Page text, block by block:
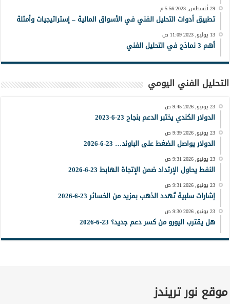
29 أغسطس, 2023 5:56 م
تطبيق أدوات التحليل الفني في الأسواق المالية – إستراتيجيات وأمثلة
13 يوليو, 2023 11:09 ص
أهم 3 نماذج في التحليل الفني
التحليل الفني اليومي
23 يونيو, 2026 9:45 ص
الدولار الكندي يختبر الدعم بنجاح 23-6-2023
23 يونيو, 2026 9:39 ص
الدولار يواصل الضغط على الباوند… 23-6-2026
23 يونيو, 2026 9:31 ص
النفط يحاول الإرتداد ضمن الإتجاة الهابط 23-6-2026
23 يونيو, 2026 9:31 ص
إشارات سلبية تُهدد الذهب بمزيد من الخسائر 23-6-2026
23 يونيو, 2026 9:30 ص
هل يقترب اليورو من كسر دعم جديد؟ 23-6-2026
موقع نور تريندز